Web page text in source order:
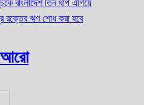
বাংলাদেশ তিন ধাপ এগিয়ে
রক্তের ঋণ শোধ করা হবে
আরো